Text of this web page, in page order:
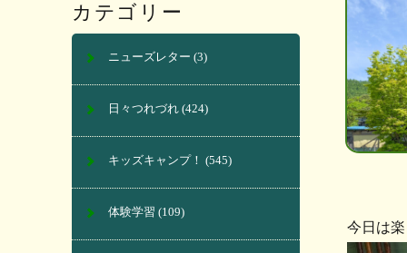
今日は
カテゴリー
ニューズレター (3)
日々つれづれ (424)
キッズキャンプ！ (545)
体験学習 (109)